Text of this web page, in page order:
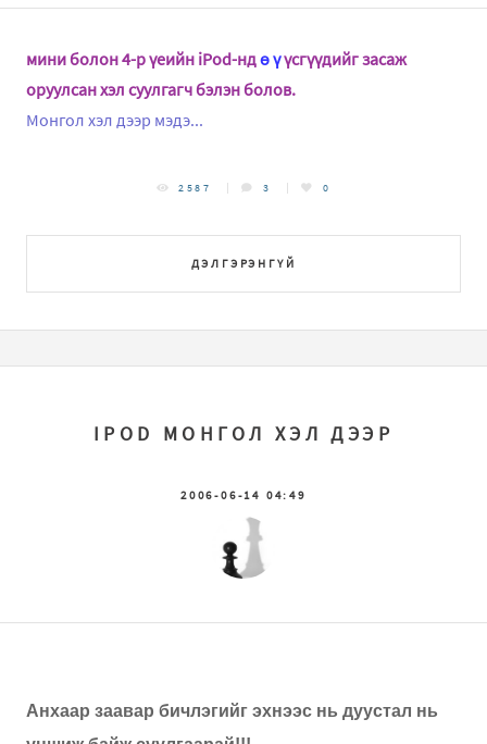
мини болон 4-р үеийн iPod-ндө үүсгүүдийг засаж
оруулсан хэл суулгагч бэлэн болов.
Монгол хэл дээр мэдэ...
ДЭЛГЭРЭНГҮЙ
2587 3 0
IPOD МОНГОЛ ХЭЛ ДЭЭР
2006-06-14 04:49
Анхаар заавар бичлэгийг эхнээс нь дуустал нь